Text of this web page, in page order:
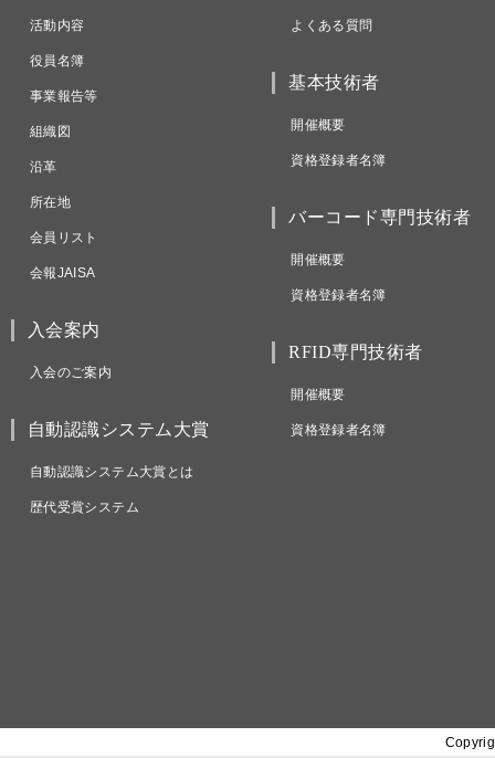
活動内容
役員名簿
事業報告等
組織図
沿革
所在地
会員リスト
会報JAISA
入会案内
入会のご案内
自動認識システム大賞
自動認識システム大賞とは
歴代受賞システム
よくある質問
基本技術者
開催概要
資格登録者名簿
バーコード専門技術者
開催概要
資格登録者名簿
RFID専門技術者
開催概要
資格登録者名簿